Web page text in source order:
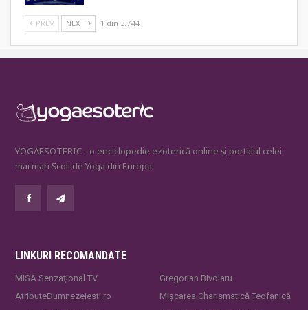
PREV NEXT 1 din 3.744
YOGAESOTERIC - o enciclopedie ezoterică online și portalul celei
mai mari Școli de Yoga din Europa.
LINKURI RECOMANDATE
MISA Senzaţional TV
AtributeDumnezeiesti.ro
Gregorian Bivolaru
Mișcarea Charismatică Teofanică